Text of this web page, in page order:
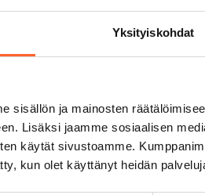
Yksityiskohdat
sisällön ja mainosten
Lisäksi jaamme sosiaalisen
käytät sivustoamme.
kun olet käyttänyt heidän